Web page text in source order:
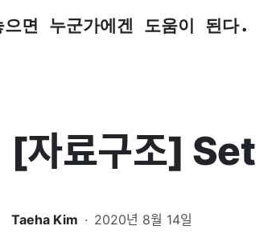
면 누군가에겐 도움이 된다.
[자료구조] Set
Taeha Kim · 2020년 8월 14일